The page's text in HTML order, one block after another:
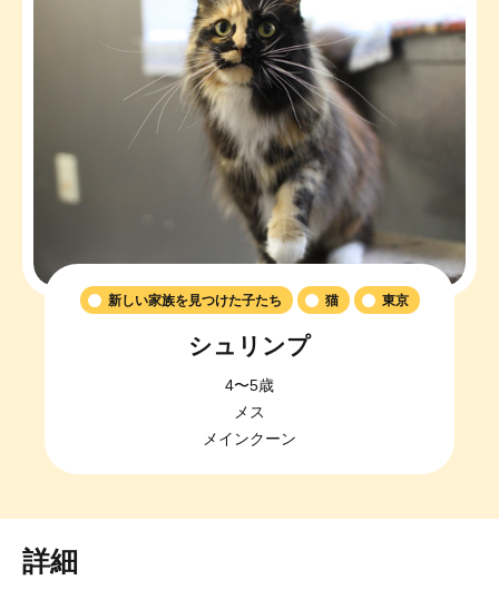
新しい家族を見つけた子たち 猫 東京
シュリンプ
4〜5歳
メス
メインクーン
詳細